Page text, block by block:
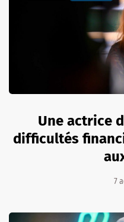
Une actrice
difficultés
7